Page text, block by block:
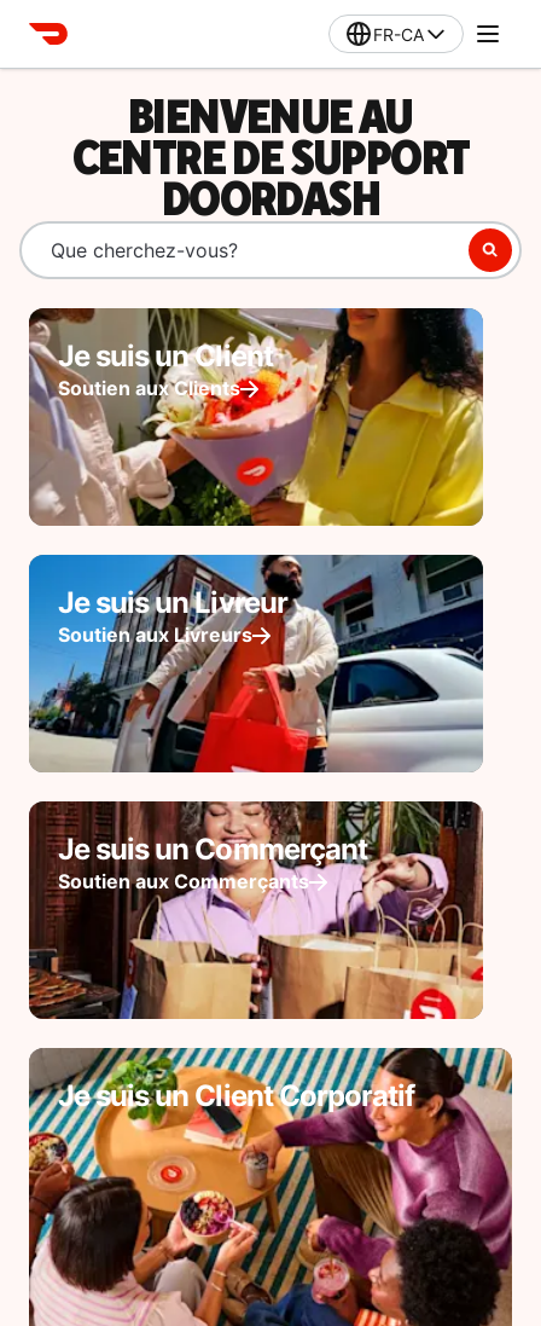
FR-CA
BIENVENUE AU
CENTRE DE SUPPORT
DOORDASH
Je suis un Client
Soutien aux Clients
Je suis un Livreur
Soutien aux Livreurs
Je suis un Commerçant
Soutien aux Commerçants
Je suis un Client Corporatif